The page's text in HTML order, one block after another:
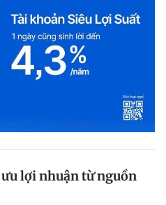
lợi nhuận từ nguồn